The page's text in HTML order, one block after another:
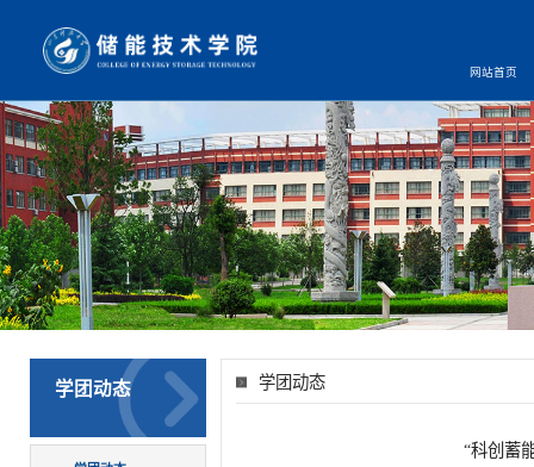
网站首页
学团动态 学团动态
“科创蓄